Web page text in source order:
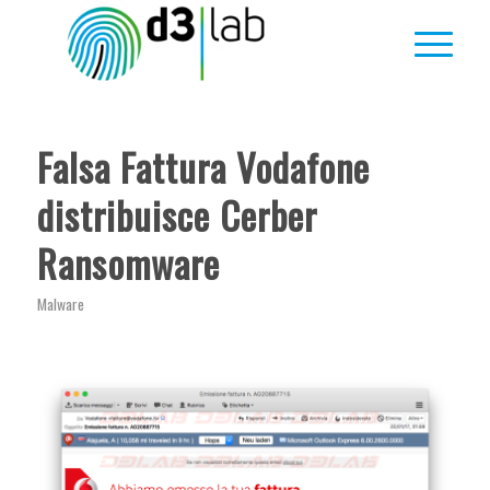
Falsa Fattura Vodafone
distribuisce Cerber
Ransomware
Malware